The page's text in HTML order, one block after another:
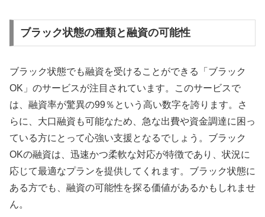
ブラック状態の種類と融資の可能性
ブラック状態でも融資を受けることができる「ブラック
OK」のサービスが注目されています。このサービスで
は、融資率が驚異の99％という高い数字を誇ります。さ
らに、大口融資も可能なため、急な出費や資金調達に困っ
ている方にとって心強い支援となるでしょう。ブラック
OKの融資は、迅速かつ柔軟な対応が特徴であり、状況に
応じて最適なプランを提供してくれます。ブラック状態に
ある方でも、融資の可能性を探る価値があるかもしれませ
ん。